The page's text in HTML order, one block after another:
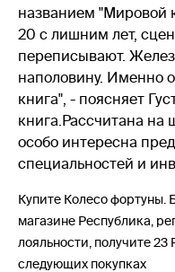
названием "Мировой
20 с лишним лет,
переписывают.
наполовину. Именно
книга", - поясняет
книга.Рассчитана на
особо интересна
специальностей и
Купите Колесо фортуны.
магазине Республика,
лояльности, получите 23
следующих покупках